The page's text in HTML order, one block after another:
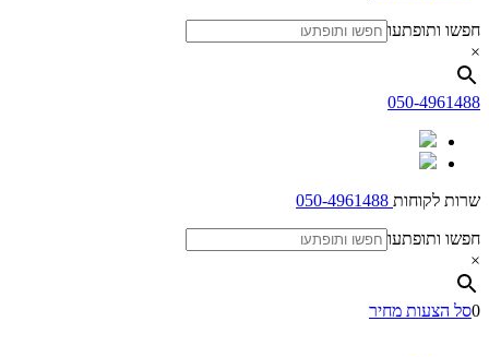
חפשו ותופתעו
×
050-4961488
שרות לקוחות
חפשו ותופתעו
×
0סל הצעות מחיר